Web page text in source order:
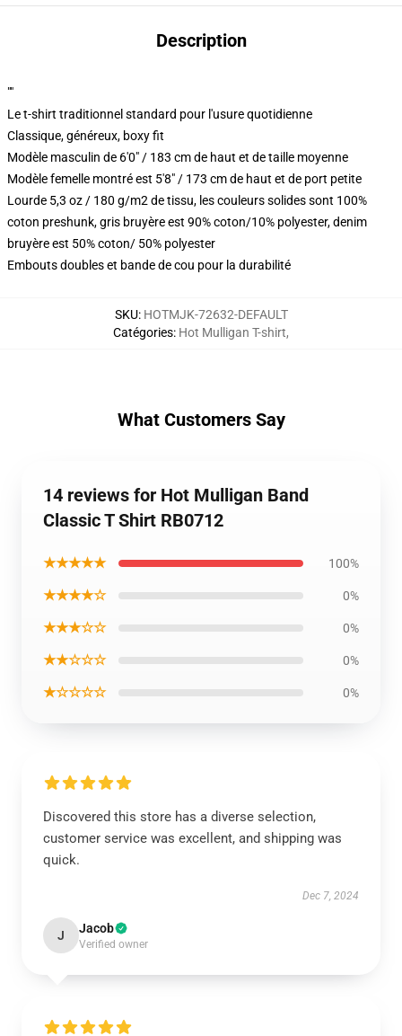
Description
""
Le t-shirt traditionnel standard pour l'usure quotidienne
Classique, généreux, boxy fit
Modèle masculin de 6'0" / 183 cm de haut et de taille moyenne
Modèle femelle montré est 5'8" / 173 cm de haut et de port petite
Lourde 5,3 oz / 180 g/m2 de tissu, les couleurs solides sont 100%
coton preshunk, gris bruyère est 90% coton/10% polyester, denim
bruyère est 50% coton/ 50% polyester
Embouts doubles et bande de cou pour la durabilité
SKU: HOTMJK-72632-DEFAULT
Catégories: Hot Mulligan T-shirt,
What Customers Say
14 reviews for Hot Mulligan Band
Classic T Shirt RB0712
★★★★★ 100%
★★★★☆ 0%
★★★☆☆ 0%
★★☆☆☆ 0%
★☆☆☆☆ 0%
Discovered this store has a diverse selection,
customer service was excellent, and shipping was
quick.
Dec 7, 2024
J Jacob
Verified owner